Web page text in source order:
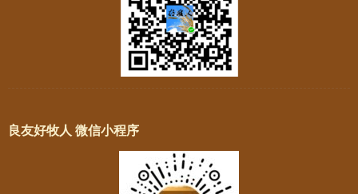
良友好牧人 微信小程序